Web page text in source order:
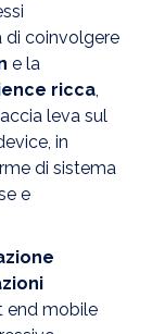
di coinvolgere
e la
ricca,
leva sul
in
di sistema
e
end mobile